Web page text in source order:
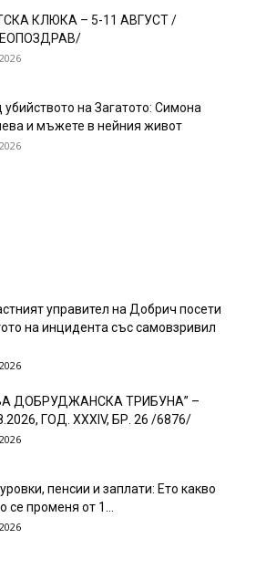
КЛЮКА – 5-11 АВГУСТ /
убийството на Загатото: Симона
и мъжете в нейния живот
управител на Добрич посети
на инцидента със самовзривил
ДОБРУДЖАНСКА ТРИБУНА” –
ГОД. XXХIV, БР. 26 /6876/
пенсии и заплати: Ето какво
се променя от 1...